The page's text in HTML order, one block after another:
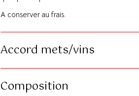
A conserver au frais.
Accord mets/vins
Composition